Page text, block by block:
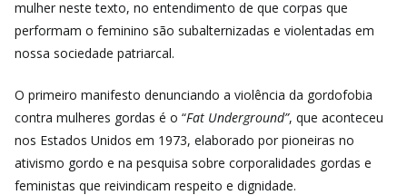
mulher neste texto, no entendimento de que corpas que
performam o feminino são subalternizadas e violentadas em
nossa sociedade patriarcal.
O primeiro manifesto denunciando a violência da gordofobia
contra mulheres gordas é o “Fat Underground”, que aconteceu
nos Estados Unidos em 1973, elaborado por pioneiras no
ativismo gordo e na pesquisa sobre corporalidades gordas e
feministas que reivindicam respeito e dignidade.